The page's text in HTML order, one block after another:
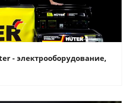
- электрооборудование,